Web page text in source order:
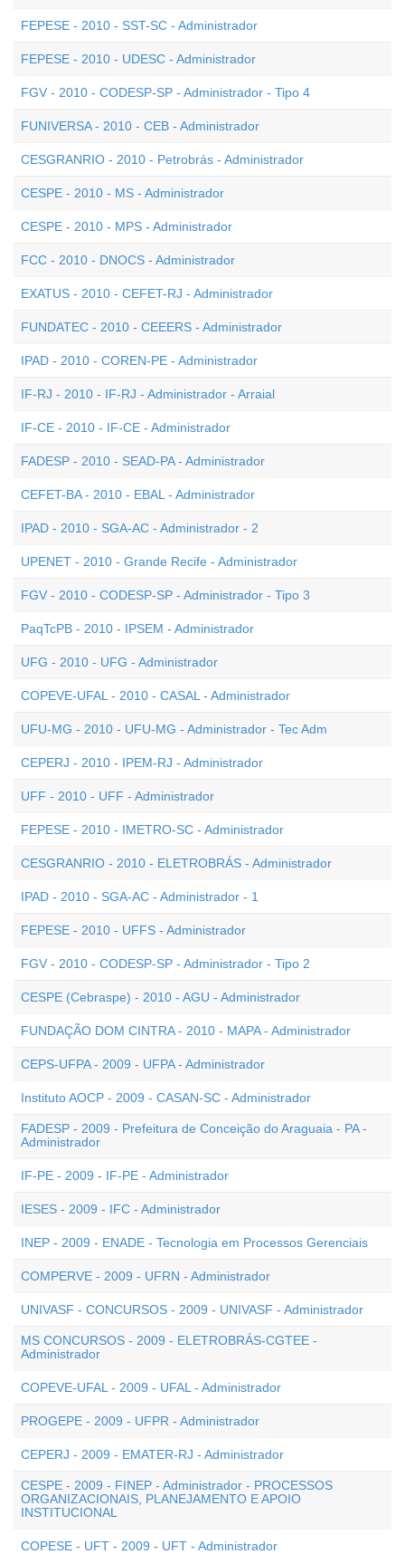
FEPESE - 2010 - SST-SC - Administrador
FEPESE - 2010 - UDESC - Administrador
FGV - 2010 - CODESP-SP - Administrador - Tipo 4
FUNIVERSA - 2010 - CEB - Administrador
CESGRANRIO - 2010 - Petrobrás - Administrador
CESPE - 2010 - MS - Administrador
CESPE - 2010 - MPS - Administrador
FCC - 2010 - DNOCS - Administrador
EXATUS - 2010 - CEFET-RJ - Administrador
FUNDATEC - 2010 - CEEERS - Administrador
IPAD - 2010 - COREN-PE - Administrador
IF-RJ - 2010 - IF-RJ - Administrador - Arraial
IF-CE - 2010 - IF-CE - Administrador
FADESP - 2010 - SEAD-PA - Administrador
CEFET-BA - 2010 - EBAL - Administrador
IPAD - 2010 - SGA-AC - Administrador - 2
UPENET - 2010 - Grande Recife - Administrador
FGV - 2010 - CODESP-SP - Administrador - Tipo 3
PaqTcPB - 2010 - IPSEM - Administrador
UFG - 2010 - UFG - Administrador
COPEVE-UFAL - 2010 - CASAL - Administrador
UFU-MG - 2010 - UFU-MG - Administrador - Tec Adm
CEPERJ - 2010 - IPEM-RJ - Administrador
UFF - 2010 - UFF - Administrador
FEPESE - 2010 - IMETRO-SC - Administrador
CESGRANRIO - 2010 - ELETROBRÁS - Administrador
IPAD - 2010 - SGA-AC - Administrador - 1
FEPESE - 2010 - UFFS - Administrador
FGV - 2010 - CODESP-SP - Administrador - Tipo 2
CESPE (Cebraspe) - 2010 - AGU - Administrador
FUNDAÇÃO DOM CINTRA - 2010 - MAPA - Administrador
CEPS-UFPA - 2009 - UFPA - Administrador
Instituto AOCP - 2009 - CASAN-SC - Administrador
FADESP - 2009 - Prefeitura de Conceição do Araguaia - PA -
Administrador
IF-PE - 2009 - IF-PE - Administrador
IESES - 2009 - IFC - Administrador
INEP - 2009 - ENADE - Tecnologia em Processos Gerenciais
COMPERVE - 2009 - UFRN - Administrador
UNIVASF - CONCURSOS - 2009 - UNIVASF - Administrador
MS CONCURSOS - 2009 - ELETROBRÁS-CGTEE -
Administrador
COPEVE-UFAL - 2009 - UFAL - Administrador
PROGEPE - 2009 - UFPR - Administrador
CEPERJ - 2009 - EMATER-RJ - Administrador
CESPE - 2009 - FINEP - Administrador - PROCESSOS
ORGANIZACIONAIS, PLANEJAMENTO E APOIO
INSTITUCIONAL
COPESE - UFT - 2009 - UFT - Administrador